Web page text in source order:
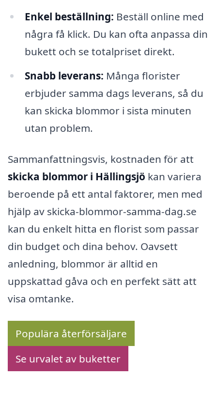
Enkel beställning: Beställ online med
några få klick. Du kan ofta anpassa din
bukett och se totalpriset direkt.
Snabb leverans: Många florister
erbjuder samma dags leverans, så du
kan skicka blommor i sista minuten
utan problem.
Sammanfattningsvis, kostnaden för att
skicka blommor i Hällingsjö kan variera
beroende på ett antal faktorer, men med
hjälp av skicka-blommor-samma-dag.se
kan du enkelt hitta en florist som passar
din budget och dina behov. Oavsett
anledning, blommor är alltid en
uppskattad gåva och en perfekt sätt att
visa omtanke.
Populära återförsäljare
Se urvalet av buketter